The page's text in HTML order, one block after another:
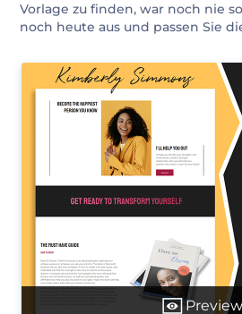
Vorlage zu finden, war noch nie
noch heute aus und passen Sie
Preview